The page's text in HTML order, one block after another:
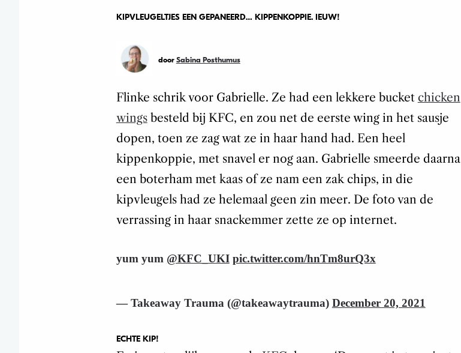
KIPVLEUGELTJES EEN GEPANEERD… KIPPENKOPPIE. IEUW!
door Sabina Posthumus
Flinke schrik voor Gabrielle. Ze had een lekkere bucket chicken
wingsbesteld bij KFC, en zou net de eerste wing in het sausje
dopen, toen ze zag wat ze in haar hand had. Een heel
kippenkoppie, met snavel er nog aan. Gabrielle smeerde daarna
een boterham met kaas of ze nam een zak chips, in die
kipvleugels had ze helemaal geen zin meer. De foto van de
verrassing in haar snackemmer zette ze op internet.
yum yum @KFC_UKI pic.twitter.com/hnTm8urQ3x
— Takeaway Trauma (@takeawaytrauma) December 20, 2021
ECHTE KIP!